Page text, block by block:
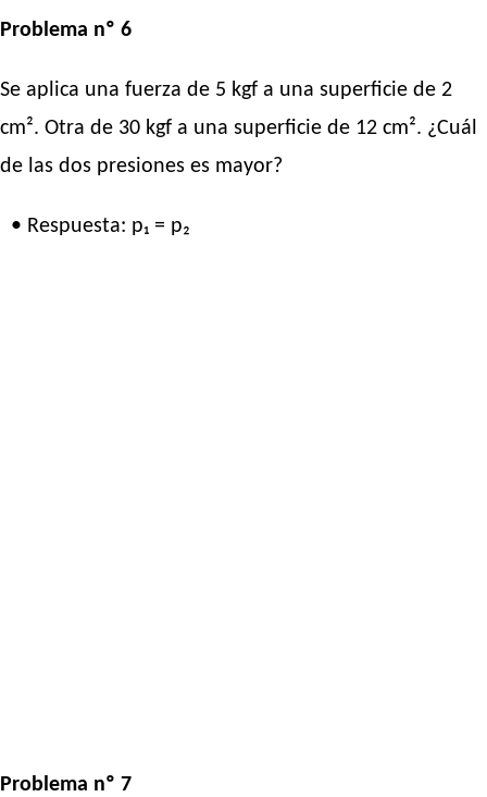
Problema nº 6
Se aplica una fuerza de 5 kgf a una superficie de 2
cm². Otra de 30 kgf a una superficie de 12 cm². ¿Cuál
de las dos presiones es mayor?
• Respuesta: p₁ = p₂
Problema nº 7